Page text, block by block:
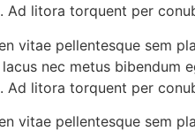
litora torquent per
vitae pellentesque sem
nec metus bibendum
litora torquent per
vitae pellentesque sem